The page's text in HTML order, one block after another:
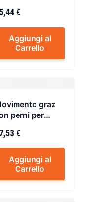
€
Aggiungi al
Carrello
graz
perni per
€
Aggiungi al
Carrello